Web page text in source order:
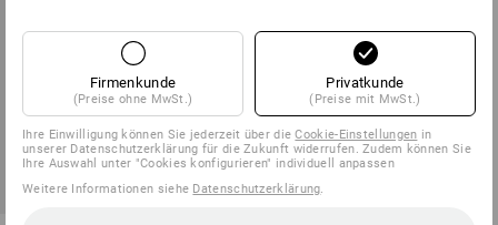
Firmenkunde
(Preise ohne MwSt.)
Privatkunde
(Preise mit MwSt.)
Ihre Einwilligung können Sie jederzeit über dieCookie-Einstellungen in
unserer Datenschutzerklärung für die Zukunft widerrufen. Zudem können Sie
Ihre Auswahl unter "Cookies konfigurieren" individuell anpassen
Weitere Informationen siehe Datenschutzerklärung.